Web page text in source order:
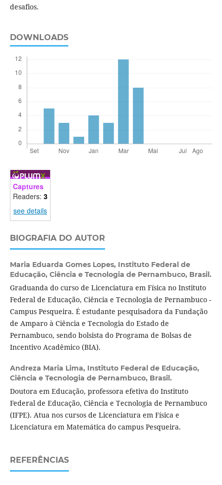
desafios.
DOWNLOADS
Captures
Readers: 3
see details
BIOGRAFIA DO AUTOR
Maria Eduarda Gomes Lopes, Instituto Federal de
Educação, Ciência e Tecnologia de Pernambuco, Brasil.
Graduanda do curso de Licenciatura em Física no Instituto
Federal de Educação, Ciência e Tecnologia de Pernambuco -
Campus Pesqueira. É estudante pesquisadora da Fundação
de Amparo à Ciência e Tecnologia do Estado de
Pernambuco, sendo bolsista do Programa de Bolsas de
Incentivo Acadêmico (BIA).
Andreza Maria Lima, Instituto Federal de Educação,
Ciência e Tecnologia de Pernambuco, Brasil.
Doutora em Educação, professora efetiva do Instituto
Federal de Educação, Ciência e Tecnologia de Pernambuco
(IFPE). Atua nos cursos de Licenciatura em Física e
Licenciatura em Matemática do campus Pesqueira.
REFERÊNCIAS